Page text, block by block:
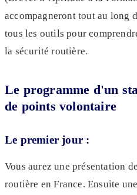
accompagneront tout au long
tous les outils pour
la sécurité routière.
Le programme d'un
de points volontaire
Le premier jour :
Vous aurez une présentation
routière en France. Ensuite